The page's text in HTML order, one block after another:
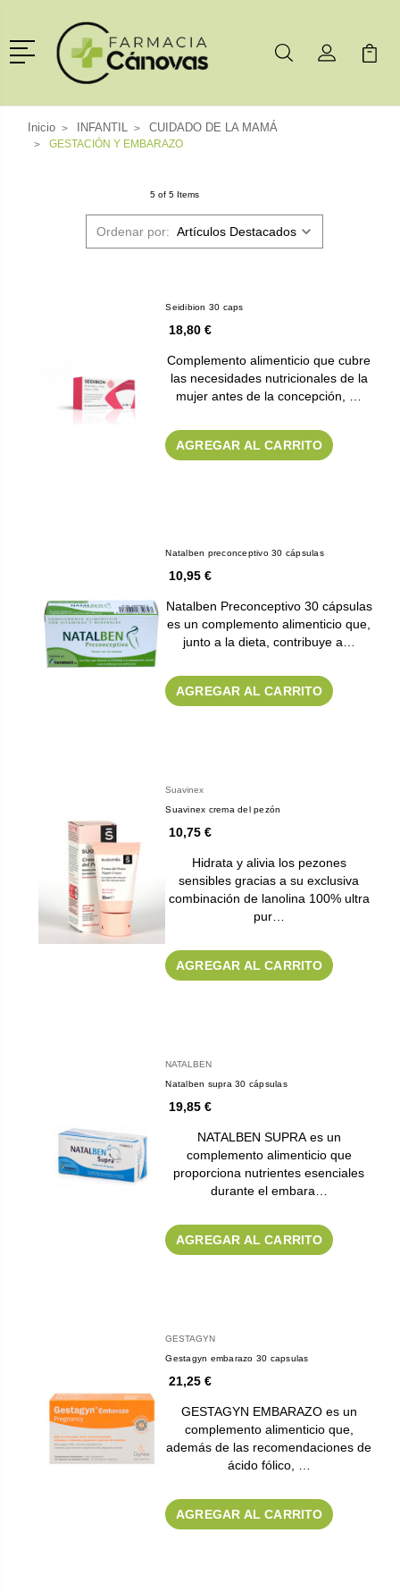
Menú
BuscarMi Cuenta
Mi
Inicio INFANTIL CUIDADO DE LA MAMÁ
GESTACIÓN Y EMBARAZO
5 of 5 Items
Ordenar por:
Seidibion 30 caps
18,80 €
Complemento alimenticio que cubre
las necesidades nutricionales de la
mujer antes de la concepción, …
AGREGAR AL CARRITO
Natalben preconceptivo 30 cápsulas
10,95 €
Natalben Preconceptivo 30 cápsulas
es un complemento alimenticio que,
junto a la dieta, contribuye a…
AGREGAR AL CARRITO
Suavinex
Suavinex crema del pezón
10,75 €
Hidrata y alivia los pezones
sensibles gracias a su exclusiva
combinación de lanolina 100% ultra
pur…
AGREGAR AL CARRITO
NATALBEN
Natalben supra 30 cápsulas
19,85 €
NATALBEN SUPRA es un
complemento alimenticio que
proporciona nutrientes esenciales
durante el embara…
AGREGAR AL CARRITO
GESTAGYN
Gestagyn embarazo 30 capsulas
21,25 €
GESTAGYN EMBARAZO es un
complemento alimenticio que,
además de las recomendaciones de
ácido fólico, …
AGREGAR AL CARRITO